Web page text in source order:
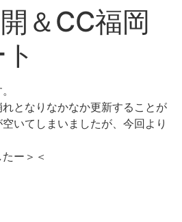
＆CC福岡
となりなかなか更新することが
いてしまいましたが、今回より
ー＞＜